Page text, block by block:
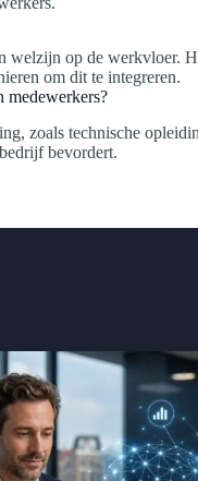
op de werkvloer.
om dit te integreren.
zoals technische
bevordert.